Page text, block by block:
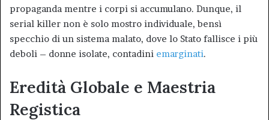
propaganda mentre i corpi si accumulano. Dunque, il
serial killer non è solo mostro individuale, bensì
specchio di un sistema malato, dove lo Stato fallisce i più
deboli – donne isolate, contadini emarginati.
Eredità Globale e Maestria
Registica